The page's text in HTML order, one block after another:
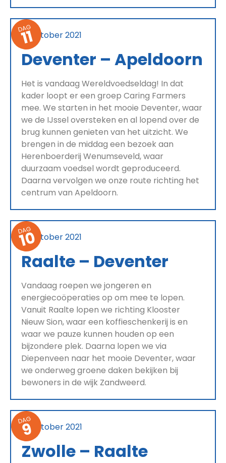
DAG
11
16 oktober 2021
Deventer – Apeldoorn
Het is vandaag Wereldvoedseldag! In dat
kader loopt er een groep Caring Farmers
mee. We starten in het mooie Deventer, waar
we de IJssel oversteken en al lopend over de
brug kunnen genieten van het uitzicht. We
brengen in de middag een bezoek aan
Herenboerderij Wenumseveld, waar
duurzaam voedsel wordt geproduceerd.
Daarna vervolgen we onze route richting het
centrum van Apeldoorn.
DAG
10
15 oktober 2021
Raalte – Deventer
Vandaag roepen we jongeren en
energiecoöperaties op om mee te lopen.
Vanuit Raalte lopen we richting Klooster
Nieuw Sion, waar een koffieschenkerij is en
waar we pauze kunnen houden op een
bijzondere plek. Daarna lopen we via
Diepenveen naar het mooie Deventer, waar
we onderweg groene daken bekijken bij
bewoners in de wijk Zandweerd.
DAG
9
14 oktober 2021
Zwolle – Raalte